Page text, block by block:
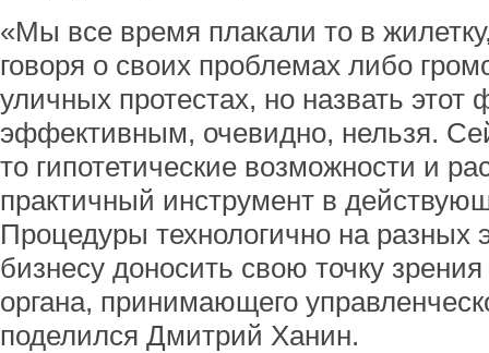
«Мы все время плакали то в
говоря о своих проблемах либо
уличных протестах, но назвать
эффективным, очевидно, нельзя.
то гипотетические возможности и
практичный инструмент в
Процедуры технологично на разных
бизнесу доносить свою точку
органа, принимающего
поделился Дмитрий Ханин.